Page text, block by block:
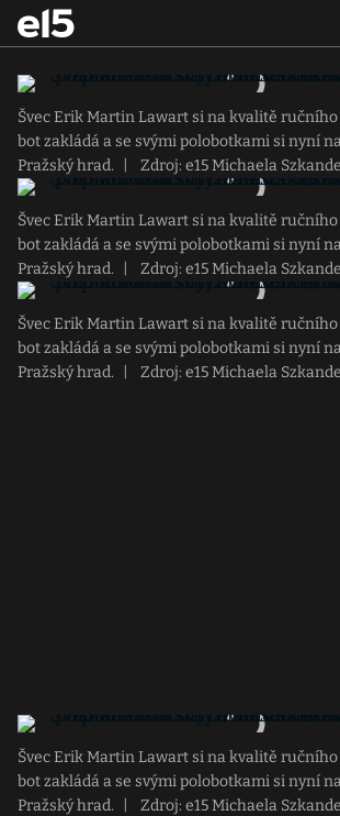
Švec Erik Martin Lawart si na kvalitě
bot zakládá a se svými polobotkami si nyní
Pražský hrad.
Zdroj: e15 Michaela
Švec Erik Martin Lawart si na kvalitě
bot zakládá a se svými polobotkami si nyní
Pražský hrad.
Zdroj: e15 Michaela
Švec Erik Martin Lawart si na kvalitě
bot zakládá a se svými polobotkami si nyní
Pražský hrad.
Zdroj: e15 Michaela
Švec Erik Martin Lawart si na kvalitě
bot zakládá a se svými polobotkami si nyní
Pražský hrad.
Zdroj: e15 Michaela